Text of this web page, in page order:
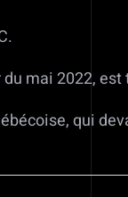
mai 2022,
qui